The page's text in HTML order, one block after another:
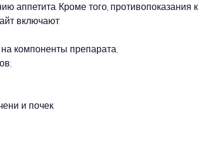
включают:
компоненты препарата;
и почек.